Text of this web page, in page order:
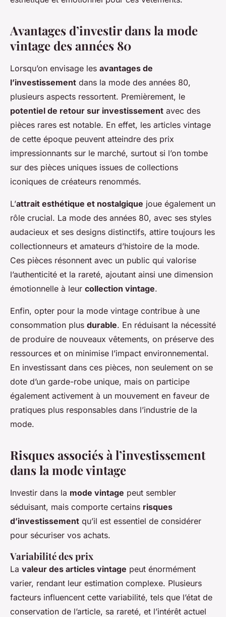
Avantages d’investir dans la mode
vintage des années 80
Lorsqu’on envisage les avantages de
l’investissement dans la mode des années 80,
plusieurs aspects ressortent. Premièrement, le
potentiel de retour sur investissement avec des
pièces rares est notable. En effet, les articles vintage
de cette époque peuvent atteindre des prix
impressionnants sur le marché, surtout si l’on tombe
sur des pièces uniques issues de collections
iconiques de créateurs renommés.
L’attrait esthétique et nostalgique joue également un
rôle crucial. La mode des années 80, avec ses styles
audacieux et ses designs distinctifs, attire toujours les
collectionneurs et amateurs d’histoire de la mode.
Ces pièces résonnent avec un public qui valorise
l’authenticité et la rareté, ajoutant ainsi une dimension
émotionnelle à leur collection vintage.
Enfin, opter pour la mode vintage contribue à une
consommation plus durable. En réduisant la nécessité
de produire de nouveaux vêtements, on préserve des
ressources et on minimise l’impact environnemental.
En investissant dans ces pièces, non seulement on se
dote d’un garde-robe unique, mais on participe
également activement à un mouvement en faveur de
pratiques plus responsables dans l’industrie de la
mode.
Risques associés à l’investissement
dans la mode vintage
Investir dans la mode vintage peut sembler
séduisant, mais comporte certains risques
d’investissement qu’il est essentiel de considérer
pour sécuriser vos achats.
Variabilité des prix
La valeur des articles vintage peut énormément
varier, rendant leur estimation complexe. Plusieurs
facteurs influencent cette variabilité, tels que l’état de
conservation de l’article, sa rareté, et l’intérêt actuel